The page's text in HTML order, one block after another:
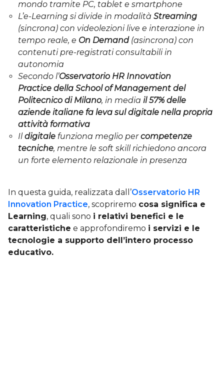
mondo tramite PC, tablet e smartphone
L’e-Learning si divide in modalità Streaming
(sincrona) con videolezioni live e interazione in
tempo reale, e On Demand(asincrona) con
contenuti pre-registrati consultabili in
autonomia
Secondo l’Osservatorio HR Innovation
Practice della School of Management del
Politecnico di Milano, in media il 57% delle
aziende italiane fa leva sul digitale nella propria
attività formativa
Ildigitale funziona meglio percompetenze
tecniche, mentre le soft skill richiedono ancora
un forte elemento relazionale in presenza
In questa guida, realizzata dall’Osservatorio HR
Innovation Practice, scopriremo cosa significa e
Learning, quali sono i relativi benefici e le
caratteristiche e approfondiremo i servizi e le
tecnologie a supporto dell’intero processo
educativo.